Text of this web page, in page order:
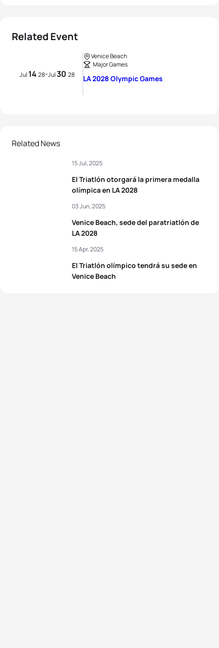
Related Event
Jul 14 28-Jul30 28
Venice Beach
Major Games
LA 2028 Olympic Games
Related News
El Triatlón otorgará la primera medalla
olímpica en LA 2028
15 Jul, 2025
Venice Beach, sede del paratriatlón de
LA 2028
03 Jun, 2025
El Triatlón olímpico tendrá su sede en
Venice Beach
15 Apr, 2025